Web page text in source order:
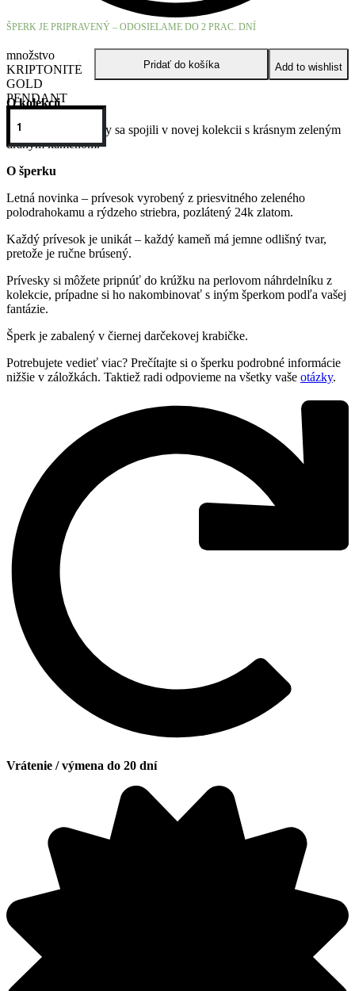
ŠPERK JE PRIPRAVENÝ – ODOSIELAME DO 2 PRAC. DNÍ
množstvo
KRIPTONITE
GOLD
PENDANT
Pridať do košíka Add to wishlist
O kolekcii
Naše obľúbené perly sa spojili v novej kolekcii s krásnym zeleným
drahým kameňom.
O šperku
Letná novinka – prívesok vyrobený z priesvitného zeleného
polodrahokamu a rýdzeho striebra, pozlátený 24k zlatom.
Každý prívesok je unikát – každý kameň má jemne odlišný tvar,
pretože je ručne brúsený.
Prívesky si môžete pripnúť do krúžku na perlovom náhrdelníku z
kolekcie, prípadne si ho nakombinovať s iným šperkom podľa vašej
fantázie.
Šperk je zabalený v čiernej darčekovej krabičke.
Potrebujete vedieť viac? Prečítajte si o šperku podrobné informácie
nižšie v záložkách. Taktiež radi odpovieme na všetky vaše otázky.
Vrátenie / výmena do 20 dní